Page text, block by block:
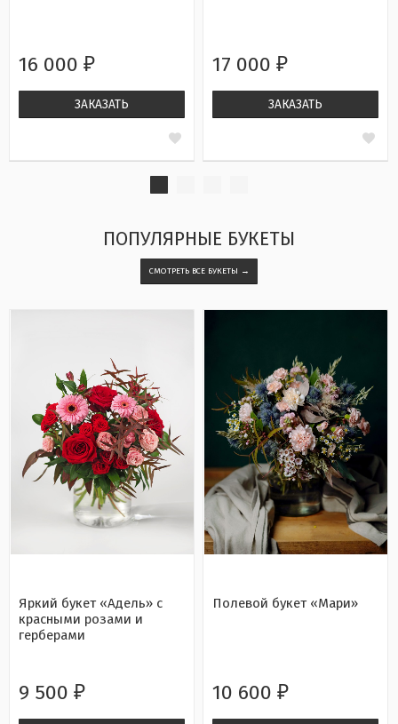
16 000 ₽
ЗАКАЗАТЬ
17 000 ₽
ЗАКАЗАТЬ
ПОПУЛЯРНЫЕ БУКЕТЫ
СМОТРЕТЬ ВСЕ БУКЕТЫ →
Яркий букет «Адель» с
красными розами и
герберами
9 500 ₽
Полевой букет «Мари»
10 600 ₽